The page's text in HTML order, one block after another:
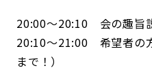
20:00～20:10 会の趣旨
20:10～21:00 希望者の
まで！）